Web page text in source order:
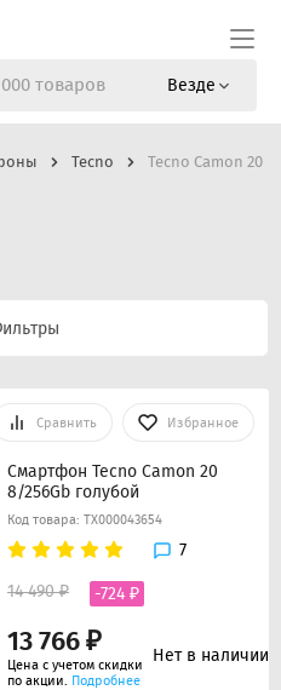
Везде
Tecno Tecno Camon 20
Сравнить Избранное
Смартфон Tecno Camon 20
8/256Gb голубой
Код товара: ТХ000043654
7
13 766 ₽
14 490 ₽ -724 ₽
Цена с учетом скидки
по акции. Подробнее
Нет в наличии